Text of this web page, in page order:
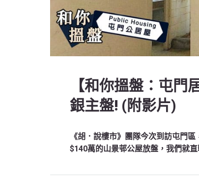
【和你搵盤：屯
銀主盤! (附影片)
《胡．說樓市》團隊今次到訪屯門
$140萬的山景邨公屋放盤，我們就